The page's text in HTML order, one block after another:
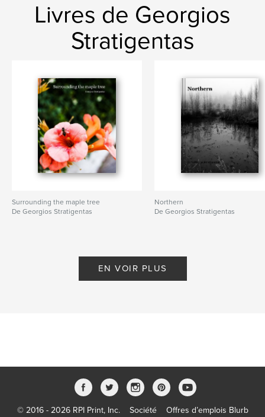
Livres de Georgios
Stratigentas
Surrounding the maple tree
De Georgios Stratigentas
Northern
De Georgios Stratigentas
EN VOIR PLUS
© 2016 - 2026 RPI Print, Inc. Société Offres d’emplois Blurb